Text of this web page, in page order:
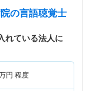
の言語聴覚士
れている法人に
円 程度